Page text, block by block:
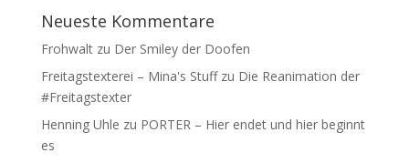
Neueste Kommentare
Frohwaltzu Der Smiley der Doofen
Freitagstexterei – Mina's Stuffzu Die Reanimation der
#Freitagstexter
Henning Uhle zu PORTER – Hier endet und hier beginnt
es